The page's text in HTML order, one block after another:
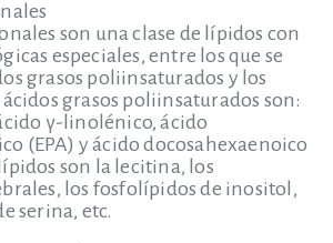
son una clase de lípidos con
especiales, entre los que se
grasos poliinsaturados y los
grasos poliinsaturados son:
γ-linolénico, ácido
(EPA) y ácido docosahexaenoico
son la lecitina, los
los fosfolípidos de inositol,
serina, etc.